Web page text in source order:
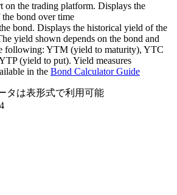
on the trading platform. Displays the
bond over time
bond. Displays the historical yield of the
yield shown depends on the bond and
following: YTM (yield to maturity), YTC
(yield to put). Yield measures
in the Bond Calculator Guide
タは表形式で利用可能